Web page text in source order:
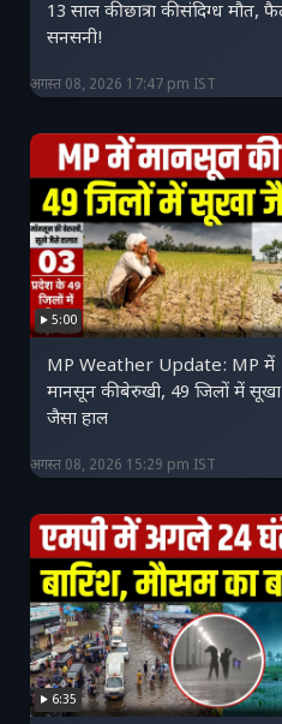
13 साल की छात्रा की संदिग्ध मौत,
सनसनी!
अगस्त 08, 2026 17:47 pm IST
5:00
MP Weather Update: MP में
मानसून की बेरुखी, 49 जिलों में सूखा
जैसा हाल
अगस्त 08, 2026 15:29 pm IST
6:35